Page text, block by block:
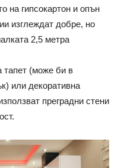
на гипсокартон и опън
изглеждат добре, но
2,5 метра
тапет (може би в
или декоративна
преградни стени